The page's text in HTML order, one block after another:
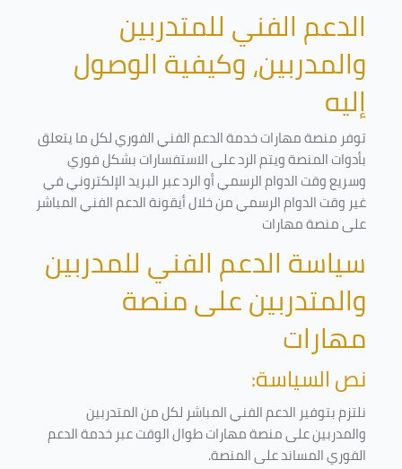
الدعم الفني للمتدربين
والمدربين، وكيفية الوصول
إليه
توفر منصة مهارات خدمة الدعم الفني الفوري لكل ما يتعلق
بأدوات المنصة ويتم الرد على الاستفسارات بشكل فوري
وسريع وقت الدوام الرسمي أو الرد عبر البريد الإلكتروني في
غير وقت الدوام الرسمي من خلال أيقونة الدعم الفني المباشر
على منصة مهارات
سياسة الدعم الفني للمدربين
والمتدربين على منصة
مهارات
نص السياسة:
نلتزم بتوفير الدعم الفني المباشر لكل من المتدربين
والمدربين على منصة مهارات طوال الوقت عبر خدمة الدعم
الفوري المساند على المنصة.